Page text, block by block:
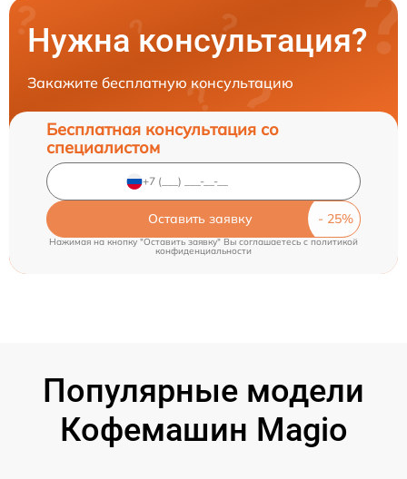
Нужна консультация?
Закажите бесплатную консультацию
Бесплатная консультация со
специалистом
Оставить заявку
Нажимая на кнопку "Оставить заявку" Вы соглашаетесь cполитикой
конфиденциальности
Популярные модели
Кофемашин Magio